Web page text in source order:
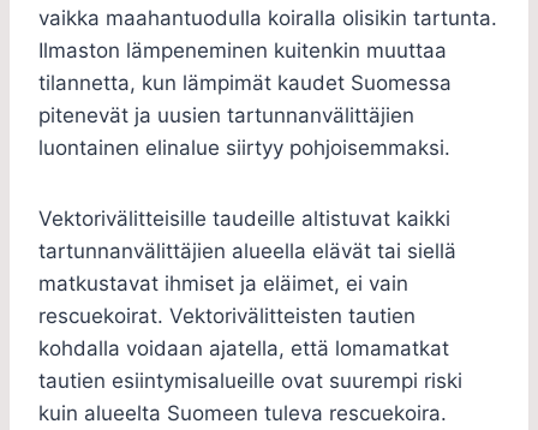
vaikka maahantuodulla koiralla olisikin tartunta.
Ilmaston lämpeneminen kuitenkin muuttaa
tilannetta, kun lämpimät kaudet Suomessa
pitenevät ja uusien tartunnanvälittäjien
luontainen elinalue siirtyy pohjoisemmaksi.
Vektorivälitteisille taudeille altistuvat kaikki
tartunnanvälittäjien alueella elävät tai siellä
matkustavat ihmiset ja eläimet, ei vain
rescuekoirat. Vektorivälitteisten tautien
kohdalla voidaan ajatella, että lomamatkat
tautien esiintymisalueille ovat suurempi riski
kuin alueelta Suomeen tuleva rescuekoira.